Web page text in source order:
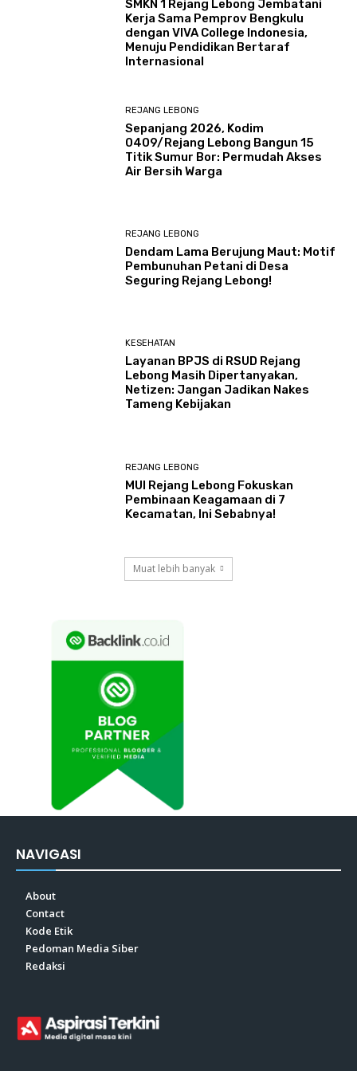
SMKN 1 Rejang Lebong Jembatani
Kerja Sama Pemprov Bengkulu
dengan VIVA College Indonesia,
Menuju Pendidikan Bertaraf
Internasional
REJANG LEBONG
Sepanjang 2026, Kodim
0409/Rejang Lebong Bangun 15
Titik Sumur Bor: Permudah Akses
Air Bersih Warga
REJANG LEBONG
Dendam Lama Berujung Maut: Motif
Pembunuhan Petani di Desa
Seguring Rejang Lebong!
KESEHATAN
Layanan BPJS di RSUD Rejang
Lebong Masih Dipertanyakan,
Netizen: Jangan Jadikan Nakes
Tameng Kebijakan
REJANG LEBONG
MUI Rejang Lebong Fokuskan
Pembinaan Keagamaan di 7
Kecamatan, Ini Sebabnya!
Muat lebih banyak
NAVIGASI
About
Contact
Kode Etik
Pedoman Media Siber
Redaksi